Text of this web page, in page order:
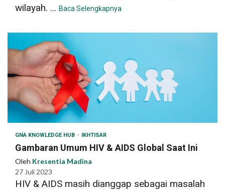
wilayah. ... Baca Selengkapnya
GNA KNOWLEDGE HUB IKHTISAR
Gambaran Umum HIV & AIDS Global Saat Ini
Oleh Kresentia Madina
27 Juli 2023
HIV & AIDS masih dianggap sebagai masalah